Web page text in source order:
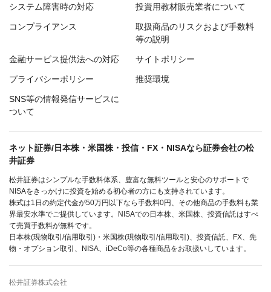
システム障害時の対応 投資用教材販売業者について
コンプライアンス
取扱商品のリスクおよび手数料
等の説明
金融サービス提供法への対応 サイトポリシー
プライバシーポリシー 推奨環境
SNS等の情報発信サービスに
ついて
ネット証券/日本株・米国株・投信・FX・NISAなら証券会社の松
井証券
松井証券はシンプルな手数料体系、豊富な無料ツールと安心のサポートで
NISAをきっかけに投資を始める初心者の方にも支持されています。
株式は1日の約定代金が50万円以下なら手数料0円、その他商品の手数料も業
界最安水準でご提供しています。NISAでの日本株、米国株、投資信託はすべ
て売買手数料が無料です。
日本株(現物取引/信用取引)・米国株(現物取引/信用取引)、投資信託、FX、先
物・オプション取引、NISA、iDeCo等の各種商品をお取扱いしています。
松井証券株式会社